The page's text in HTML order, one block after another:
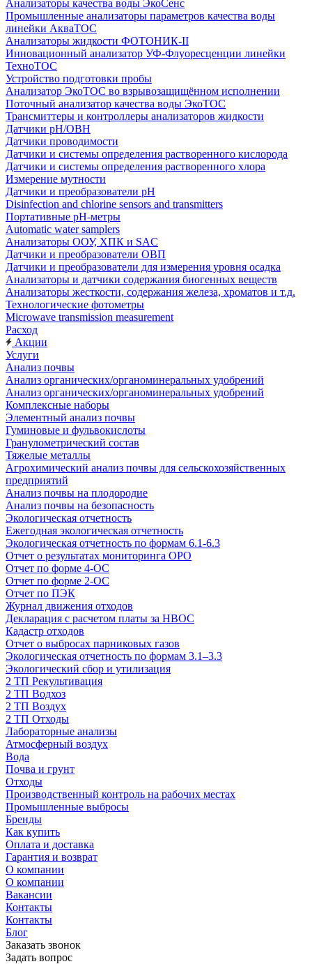
Анализаторы качества воды ЭкоСенс
Промышленные анализаторы параметров качества воды
линейки АкваТОС
Анализаторы жидкости ФОТОНИК-II
Инновационный анализатор УФ-Флуоресценции линейки
ТехноТОС
Устройство подготовки пробы
Анализатор ЭкоТОС во взрывозащищённом исполнении
Поточный анализатор качества воды ЭкоТОС
Трансмиттеры и контроллеры анализаторов жидкости
Датчики рН/ОВН
Датчики проводимости
Датчики и системы определения растворенного кислорода
Датчики и системы определения растворенного хлора
Измерение мутности
Датчики и преобразователи pH
Disinfection and chlorine sensors and transmitters
Портативные pH-метры
Automatic water samplers
Анализаторы ООУ, ХПК и SAC
Датчики и преобразователи ОВП
Датчики и преобразователи для измерения уровня осадка
Анализаторы и датчики содержания биогенных веществ
Анализаторы жесткости, содержания железа, хроматов и т.д.
Технологические фотометры
Microwave transmission measurement
Расход
Акции
Услуги
Анализ почвы
Анализ органических/органоминеральных удобрений
Анализ органических/органоминеральных удобрений
Комплексные наборы
Элементный анализ почвы
Гуминовые и фульвокислоты
Гранулометрический состав
Тяжелые металлы
Агрохимический анализ почвы для сельскохозяйственных
предприятий
Анализ почвы на плодородие
Анализ почвы на безопасность
Экологическая отчетность
Ежегодная экологическая отчетность
Экологическая отчетность по формам 6.1-6.3
Отчет о результатах мониторинга ОРО
Отчет по форме 4-ОС
Отчет по форме 2-ОС
Отчет по ПЭК
Журнал движения отходов
Декларация с расчетом платы за НВОС
Кадастр отходов
Отчет о выбросах парниковых газов
Экологическая отчетность по формам 3.1–3.3
Экологический сбор и утилизация
2 ТП Рекультивация
2 ТП Водхоз
2 ТП Воздух
2 ТП Отходы
Лабораторные анализы
Атмосферный воздух
Вода
Почва и грунт
Отходы
Производственный контроль на рабочих местах
Промышленные выбросы
Бренды
Как купить
Оплата и доставка
Гарантия и возврат
О компании
О компании
Вакансии
Контакты
Контакты
Блог
Заказать звонок
Задать вопрос